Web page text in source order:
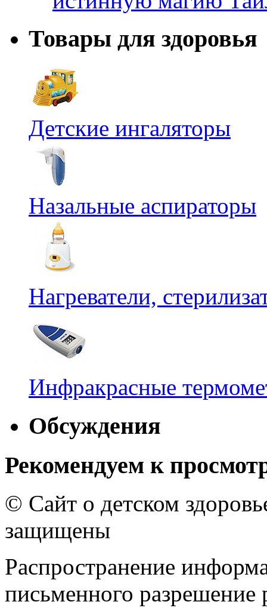
Товары для здоровья
Детские ингаляторы
Назальные аспираторы
Нагреватели,
Инфракрасные
Обсуждения
Рекомендуем к
© Сайт о детском
защищены
Распространение
письменного разрешение